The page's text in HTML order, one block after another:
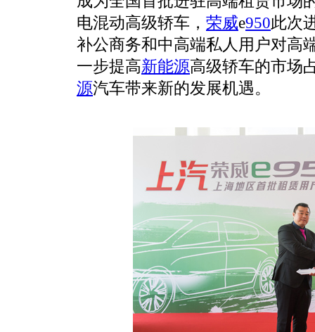
电混动高级轿车， 荣威e950此次
补公商务和中高端私人用户对高
一步提高新能源高级轿车的市场
源汽车带来新的发展机遇。